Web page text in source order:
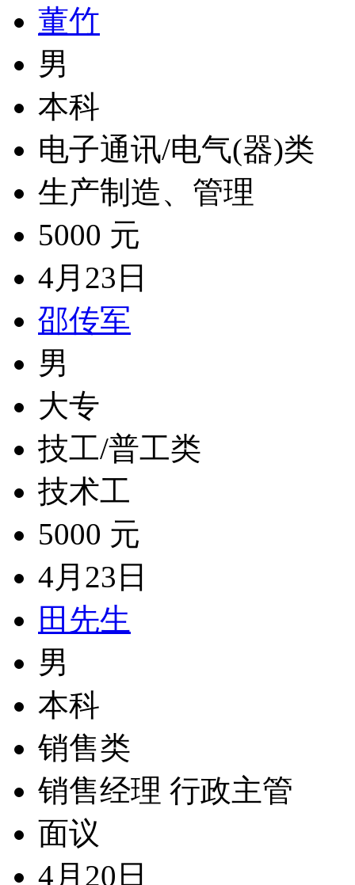
董竹
男
本科
电子通讯/电气(器)类
生产制造、管理
5000 元
4月23日
邵传军
男
大专
技工/普工类
技术工
5000 元
4月23日
田先生
男
本科
销售类
销售经理 行政主管
面议
4月20日